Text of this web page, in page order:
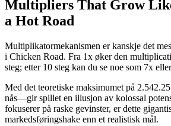
Multipliers That Grow
a Hot Road
Multiplikatormekanismen er kanskje det
i Chicken Road. Fra 1x øker den
steg; etter 10 steg kan du se noe som 7x
Med det teoretiske maksimumet på
nås—gir spillet en illusjon av kolossal
fokuserer på raske gevinster, er dette
markedsføringshake enn et realistisk mål.